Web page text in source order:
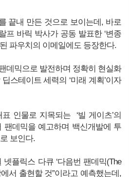
끝내 만든 것으로 보이는데, 바로
프 바릭 박사가 공동 발표한 ‘변종
파우치의 이메일에도 등장한다.
데믹으로 발전하며 정확히 현실화
스테이트 세력의 ‘미래 계획’이자
인물로 지목되는 ‘빌 게이츠’의
데믹을 예고하며 백신개발에 투
보인다.
플릭스 다큐 ‘다음번 팬데믹(The
서 출현할 것”이라고 예측했는데,